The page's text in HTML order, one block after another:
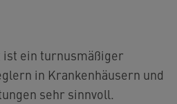
ein turnusmäßiger
in Krankenhäusern und
sehr sinnvoll.